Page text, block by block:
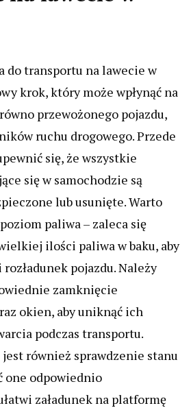
do transportu na lawecie w
krok, który może wpłynąć na
przewożonego pojazdu,
ruchu drogowego. Przede
się, że wszystkie
się w samochodzie są
lub usunięte. Warto
paliwa – zaleca się
ilości paliwa w baku, aby
rozładunek pojazdu. Należy
zamknięcie
okien, aby uniknąć ich
podczas transportu.
również sprawdzenie stanu
one odpowiednio
załadunek na platformę